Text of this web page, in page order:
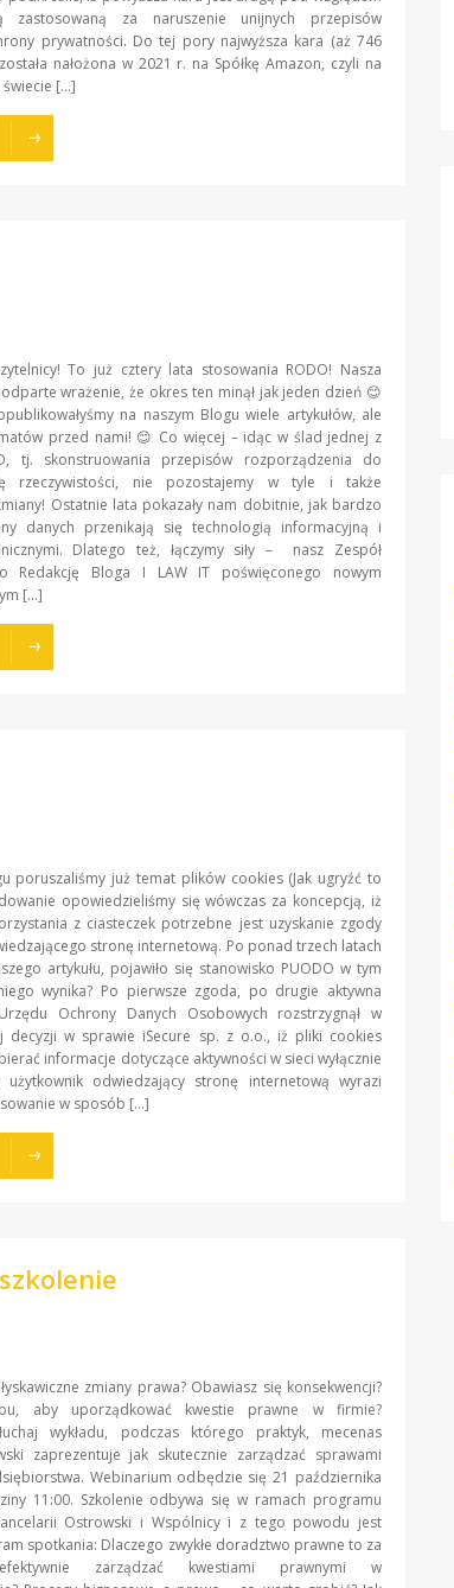
zastosowaną za naruszenie unijnych przepisów
prywatności. Do tej pory najwyższa kara (aż 746
nałożona w 2021 r. na Spółkę Amazon, czyli na
świecie […]
To już cztery lata stosowania RODO! Nasza
wrażenie, że okres ten minął jak jeden dzień 😊
na naszym Blogu wiele artykułów, ale
przed nami! 😊 Co więcej – idąc w ślad jednej z
tj. skonstruowania przepisów rozporządzenia do
rzeczywistości, nie pozostajemy w tyle i także
Ostatnie lata pokazały nam dobitnie, jak bardzo
danych przenikają się technologią informacyjną i
Dlatego też, łączymy siły – nasz Zespół
Redakcję Bloga I LAW IT poświęconego nowym
[…]
poruszaliśmy już temat plików cookies (Jak ugryźć to
opowiedzieliśmy się wówczas za koncepcją, iż
z ciasteczek potrzebne jest uzyskanie zgody
stronę internetową. Po ponad trzech latach
artykułu, pojawiło się stanowisko PUODO w tym
wynika? Po pierwsze zgoda, po drugie aktywna
Ochrony Danych Osobowych rozstrzygnął w
decyzji w sprawie iSecure sp. z o.o., iż pliki cookies
informacje dotyczące aktywności w sieci wyłącznie
użytkownik odwiedzający stronę internetową wyrazi
w sposób […]
zmiany prawa? Obawiasz się konsekwencji?
aby uporządkować kwestie prawne w firmie?
wykładu, podczas którego praktyk, mecenas
zaprezentuje jak skutecznie zarządzać sprawami
Webinarium odbędzie się 21 października
11:00. Szkolenie odbywa się w ramach programu
Ostrowski i Wspólnicy i z tego powodu jest
spotkania: Dlaczego zwykłe doradztwo prawne to za
zarządzać kwestiami prawnymi w